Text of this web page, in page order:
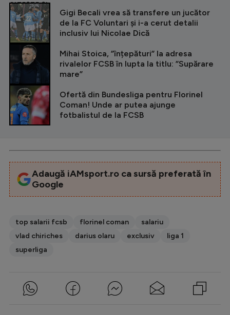
CITEȘTE ȘI
Gigi Becali vrea să transfere un jucător
de la FC Voluntari și i-a cerut detalii
inclusiv lui Nicolae Dică
Mihai Stoica, ”înțepături” la adresa
rivalelor FCSB în lupta la titlu: ”Supărare
mare”
Ofertă din Bundesliga pentru Florinel
Coman! Unde ar putea ajunge
fotbalistul de la FCSB
Adaugă iAMsport.ro ca sursă preferată în
Google
top salarii fcsb florinel coman
salariu
vlad chiriches
darius olaru exclusiv
liga 1
superliga